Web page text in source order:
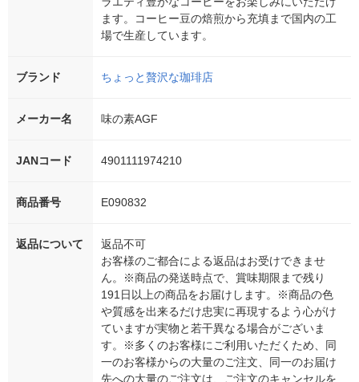
ます。コーヒー豆の焙煎から充填まで国内の工
場で生産しています。
ブランド ちょっと贅沢な珈琲店
メーカー名 味の素AGF
JANコード 4901111974210
商品番号 E090832
返品について
返品不可
お客様のご都合による返品はお受けできませ
ん。※商品の発送時点で、賞味期限まで残り
191日以上の商品をお届けします。※商品の色
や質感を出来るだけ忠実に再現するよう心がけ
ていますが実物と若干異なる場合がございま
す。※多くのお客様にご利用いただくため、同
一のお客様からの大量のご注文、同一のお届け
先への大量のご注文は、ご注文のキャンセルを